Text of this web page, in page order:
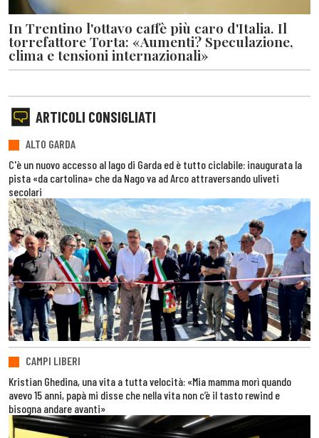
In Trentino l'ottavo caffè più caro d'Italia. Il
torrefattore Torta: «Aumenti? Speculazione,
clima e tensioni internazionali»
ARTICOLI CONSIGLIATI
ALTO GARDA
C'è un nuovo accesso al lago di Garda ed è tutto ciclabile: inaugurata la
pista «da cartolina» che da Nago va ad Arco attraversando uliveti
secolari
CAMPI LIBERI
Kristian Ghedina, una vita a tutta velocità: «Mia mamma morì quando
avevo 15 anni, papà mi disse che nella vita non c’è il tasto rewind e
bisogna andare avanti»